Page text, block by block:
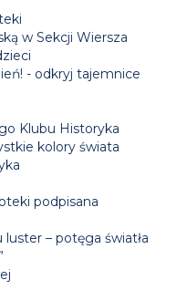
w Sekcji Wiersza
- odkryj tajemnice
Klubu Historyka
kolory świata
podpisana
– potęga światła